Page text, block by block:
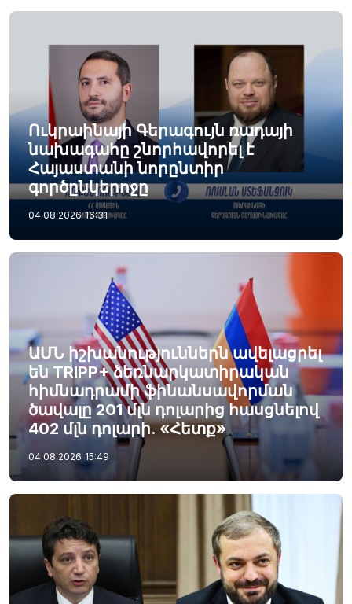
Ուկրաինայի Գերագույն ռադայի
նախագահը շնորհավորել է
Հայաստանի նորընտիր
գործընկերոջը
04.08.2026 16:31
ԱՄՆ իշխանություններն ավելացրել
են TRIPP+ ձեռնարկատիրական
հիմնադրամի ֆինանսավորման
ծավալը 201 մլն դոլարից հասցնելով
402 մլն դոլարի. «Հետք»
04.08.2026 15:49